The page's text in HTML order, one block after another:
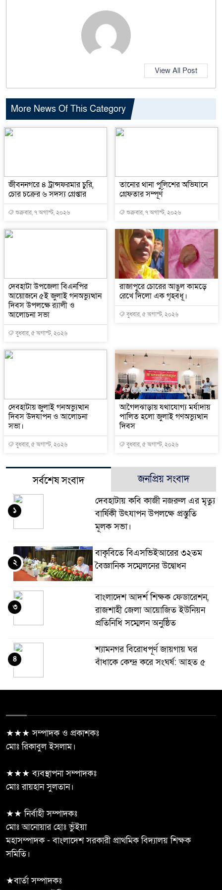
View All Post
More News Of This Category
জীবননগরে ৪ ট্রান্সফরমার চুরি,
চোর চক্রের ৬ সদস্য গ্রেপ্তার
শুক্রবার, ৭ অগাস্ট, ২০২৬
তানোর থানা পুলিশের অভিযানে
গ্রেফতার সম্পূর্ণ
শুক্রবার, ৭ অগাস্ট, ২০২৬
দেবহাটা উপজেলা বিএনপির
আয়োজনে ৫ই জুলাই গনঅভ্যুত্থান
দিবস উপলক্ষে র‍্যালী ও
আলোচনা সভা
বুধবার, ৫ অগাস্ট, ২০২৬
রাজাপুরে চোরের আঙুল কামড়ে
রেখে দিলো এক গৃহবধূ।
বুধবার, ৫ অগাস্ট, ২০২৬
দেবহাটায় জুলাই গনঅভ্যুত্থান
দিবস উদযাপন ও আলোচনা
সভা।
বুধবার, ৫ অগাস্ট, ২০২৬
আগৈলঝাড়ায় যথাযোগ্য মর্যাদায়
পালিত হলো জুলাই গণঅভ্যুত্থান
দিবস
বুধবার, ৫ অগাস্ট, ২০২৬
সর্বশেষ সংবাদ জনপ্রিয় সংবাদ
দেবহাটায় কবি কাজী নজরুল এর মৃত্যু
বার্ষিকী উৎযাপন উপলক্ষে প্রস্তুতি
মূলক সভা।
১
বাকৃবিতে বিএসভিইআরের ৩২তম
বৈজ্ঞানিক সম্মেলনের উদ্বোধন
২
বাংলাদেশ আদর্শ শিক্ষক ফেডারেশন,
রাজশাহী জেলা আয়োজিত ইউনিয়ন
প্রতিনিধি সম্মেলন অনুষ্ঠিত
৩
শ্যামনগর বিরোধপূর্ণ জায়গায় ঘর
বাঁধাকে কেন্দ্র করে সংঘর্ষ: আহত ৫
৪
রাষ্ট্রবিরোধী তৎপরতার অভিযোগে
ঝিনাইদহের ঝুকিপূর্ণ মোড়ে অবস্থিত
৬
ভারতীয় তরুণীর আপত্তিকর ভিডিও
৮
★★★ সম্পাদক ও প্রকাশকঃ
মোঃ রিকাবুল ইসলাম।
★★★ ব্যবস্থাপনা সম্পাদকঃ
মোঃ রায়হান সুলতান।
★★ নির্বাহী সম্পাদকঃ
মোঃ আনোয়ার হোঃ ভুঁইয়া
মহাসম্পাদক - বাংলাদেশ সরকারী প্রাথমিক বিদ্যালয় শিক্ষক
সমিতি।
★বার্তা সম্পাদকঃ